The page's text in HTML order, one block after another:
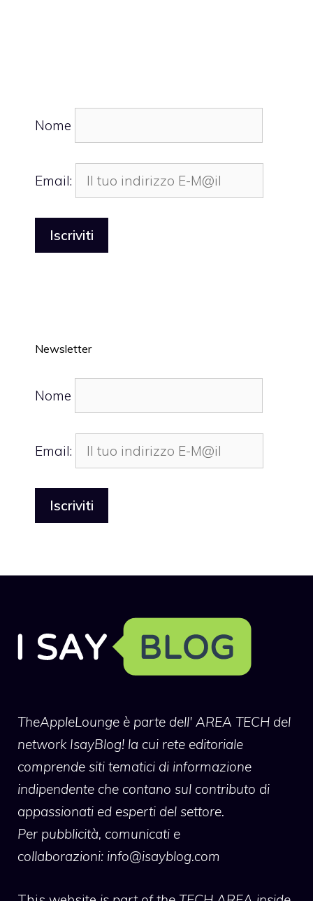
Nome
Email:
Newsletter
Nome
Email:
TheAppleLounge è parte dell' AREA TECH del
network IsayBlog! la cui rete editoriale
comprende siti tematici di informazione
indipendente che contano sul contributo di
appassionati ed esperti del settore.
Per pubblicità, comunicati e
collaborazioni: info@isayblog.com